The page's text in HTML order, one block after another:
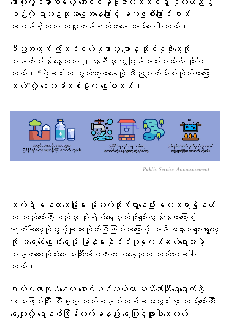
စဉ်ကို ရာသီဥတုအခြေအနေကြောင့် မကဖြစ်ကြောင်း ဇာတ်
တာဝန်ရှိသူက လူမှုကွန်ရက်ကနေ အသိပေးပါတယ်။
ဒီညအတွက် ကြိုတင်ဝယ်ယူထားတဲ့ ဖျာနဲ့ ထိုင်ခုံဖိုးတွေကို
မနက်ဖြန် နေ့လယ် ၂ နာရီမှာ ငွေပြန်အမ်းမယ်လို့ ဆိုပါ
တယ်။ “ပွဲခင်းထဲ ဗွက်တွေထနေလို့ ဒီညဖျက်သိမ်းလိုက်တာပြော
တယ်”လို့ ဒေသခံတစ်ဦးက ပြောပါတယ်။
Public Service Announcement
လက်ရှိ မန္တလေးမြို့မှာ မိုးဆက်တိုက်ရွာနေပြီး မတ္တရာမြို့နယ်
က ဆည်တော်ကြီးဆည်မှာ စိုးရိမ်ရေမှတ်ကိုကျော်လွန်နေတာကြောင့်
ရေတံခါးတွေကိုဖွင့်ချထားလိုက်ပြီဖြစ်တာကြောင့် အနီးအနားကကျေးရွာတွေ
ကို အရေးပေါ်ပြောင်းရွှေ့ဖို့ မြန်မာနိုင်ငံလူမှုကယ်ဆယ်ရေးအဖွဲ့ –
မန္တလေးတိုင်းဒေသကြီးကော်မတီက မနေ့ညက သတိပေးခဲ့ပါ
တယ်။
ဇာတ်ပွဲလာလုပ်နေတဲ့ အောင်ပင်လယ်ဟာ ဆည်တော်ကြီးရေရောက်တဲ့
ဒေသဖြစ်ပြီး ပြီးခဲ့တဲ့ ဆယ်စုနှစ်တစ်ခုအတွင်းမှာ ဆည်တော်ကြီး
ရေလျှံလို့ ရေနှစ်ကြိမ်ထက်မနည်း ရေကြီးခဲ့ဖူးပါသေးတယ်။